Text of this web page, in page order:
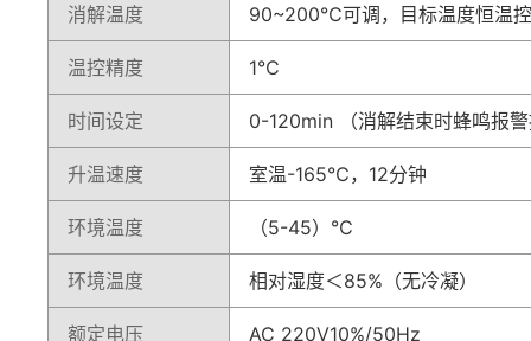
消解温度 90~200℃可调，目标温度恒温
温控精度 1℃
时间设定 0-120min （消解结束时蜂鸣报
升温速度 室温-165℃，12分钟
环境温度 （5-45）℃
环境温度 相对湿度＜85%（无冷凝）
额定电压 AC 220V10%/50Hz